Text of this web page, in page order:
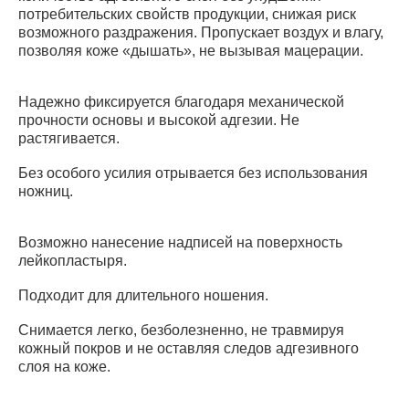
потребительских свойств продукции, снижая риск
возможного раздражения. Пропускает воздух и влагу,
позволяя коже «дышать», не вызывая мацерации.
Надежно фиксируется благодаря механической
прочности основы и высокой адгезии. Не
растягивается.
Без особого усилия отрывается без использования
ножниц.
Возможно нанесение надписей на поверхность
лейкопластыря.
Подходит для длительного ношения.
Снимается легко, безболезненно, не травмируя
кожный покров и не оставляя следов адгезивного
слоя на коже.